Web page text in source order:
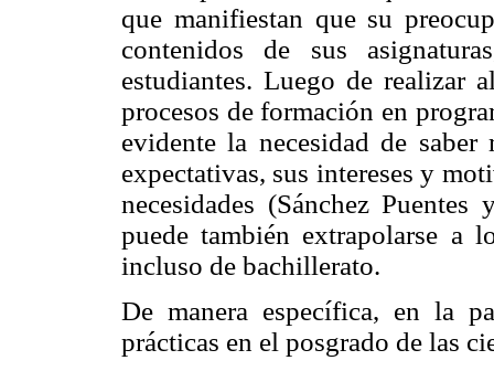
que manifiestan que su
contenidos de sus
estudiantes. Luego de realizar
procesos de formación en
evidente la necesidad de saber
expectativas, sus intereses y
necesidades (Sánchez
puede también extrapolarse a
incluso de bachillerato.
De manera específica, en la
prácticas en el posgrado de las